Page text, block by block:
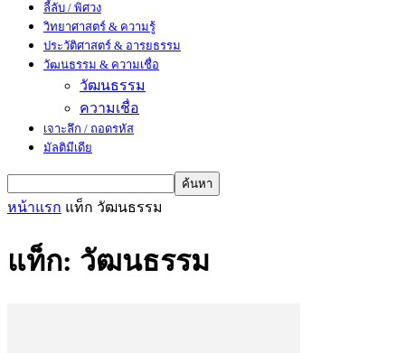
ลี้ลับ / พิศวง
วิทยาศาสตร์ & ความรู้
ประวัติศาสตร์ & อารยธรรม
วัฒนธรรม & ความเชื่อ
วัฒนธรรม
ความเชื่อ
เจาะลึก / ถอดรหัส
มัลติมีเดีย
หน้าแรก แท็ก วัฒนธรรม
แท็ก: วัฒนธรรม